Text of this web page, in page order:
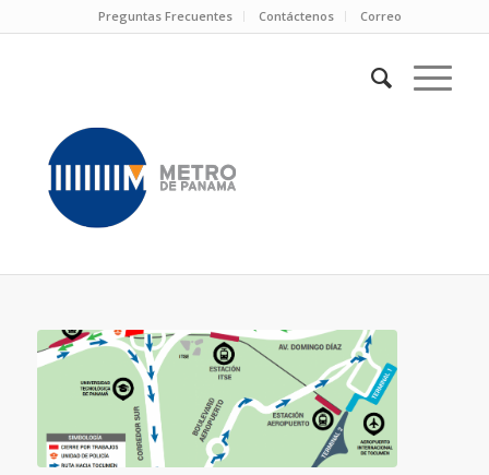
Preguntas Frecuentes Contáctenos Correo